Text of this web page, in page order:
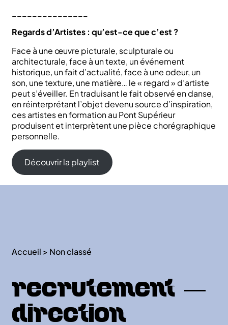
Regards d’Artistes : qu’est-ce que c’est ?
Face à une œuvre picturale, sculpturale ou
architecturale, face à un texte, un événement
historique, un fait d’actualité, face à une odeur, un
son, une texture, une matière… le « regard » d’artiste
peut s’éveiller. En traduisant le fait observé en danse,
en réinterprétant l’objet devenu source d’inspiration,
ces artistes en formation au Pont Supérieur
produisent et interprètent une pièce chorégraphique
personnelle.
Découvrir la playlist
Accueil > Non classé
Recrutement —
direction